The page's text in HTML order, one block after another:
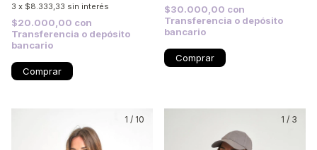
3 x $8.333,33 sin interés
$20.000,00 con
Transferencia o depósito
bancario
Comprar
$30.000,00 con
Transferencia o depósito
bancario
Comprar
1 / 10 1 / 3